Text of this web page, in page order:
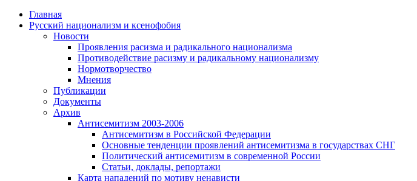
Главная
Русский национализм и ксенофобия
Новости
Проявления расизма и радикального национализма
Противодействие расизму и радикальному национализму
Нормотворчество
Мнения
Публикации
Документы
Архив
Антисемитизм 2003-2006
Антисемитизм в Российской Федерации
Основные тенденции проявлений антисемитизма в государствах СНГ
Политический антисемитизм в современной России
Статьи, доклады, репортажи
Карта нападений по мотиву ненависти